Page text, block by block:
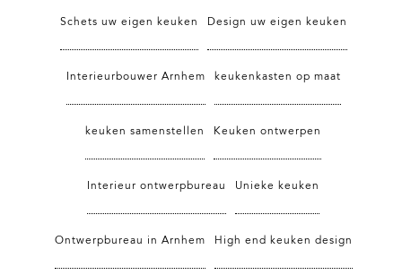
Schets uw eigen keuken Design uw eigen keuken
Interieurbouwer Arnhem keukenkasten op maat
keuken samenstellen Keuken ontwerpen
Interieur ontwerpbureau Unieke keuken
Ontwerpbureau in Arnhem High end keuken design